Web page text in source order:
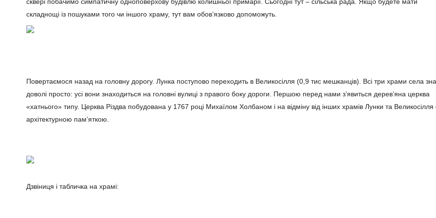
складнощі із пошуками того чи іншого храму, тут вам обов’язково допоможуть.
Повертаємося назад на головну дорогу. Лунка поступово переходить в Великосілля (0,9 тис мешканців). Всі три храми села
доволі просто: усі вони знаходиться на головні вулиці з правого боку дороги. Першою перед нами з’явиться дерев’яна церква
«хатнього» типу. Церква Різдва побудована у 1767 році Михаїлом Холбаном і на відміну від інших храмів Лунки та Великосілля
архітектурною пам’яткою.
Дзвіниця і табличка на храмі: